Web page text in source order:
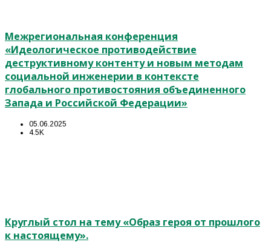
Межрегиональная конференция
«Идеологическое противодействие
деструктивному контенту и новым методам
социальной инженерии в контексте
глобального противостояния объединенного
Запада и Российской Федерации»
05.06.2025
4.5K
Круглый стол на тему «Образ героя от прошлого
к настоящему».